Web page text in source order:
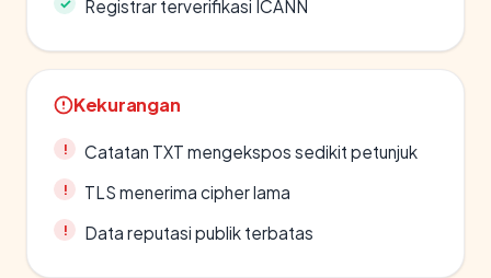
Registrar terverifikasi ICANN
Kekurangan
Catatan TXT mengekspos sedikit petunjuk
TLS menerima cipher lama
Data reputasi publik terbatas